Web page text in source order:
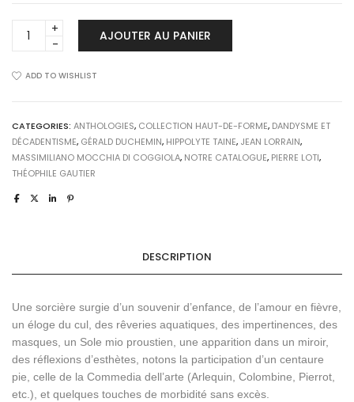
LES
FOUS
VENISE
AJOUTER AU PANIER
ADD TO WISHLIST
CATEGORIES: ANTHOLOGIES, COLLECTION HAUT-DE-FORME, DANDYSME ET
DÉCADENTISME, GÉRALD DUCHEMIN, HIPPOLYTE TAINE, JEAN LORRAIN,
MASSIMILIANO MOCCHIA DI COGGIOLA, NOTRE CATALOGUE, PIERRE LOTI,
THÉOPHILE GAUTIER
DESCRIPTION
Une sorcière surgie d’un souvenir d’enfance, de l’amour en fièvre,
un éloge du cul, des rêveries aquatiques, des impertinences, des
masques, un Sole mio proustien, une apparition dans un miroir,
des réflexions d’esthètes, notons la participation d’un centaure
pie, celle de la Commedia dell’arte (Arlequin, Colombine, Pierrot,
etc.), et quelques touches de morbidité sans excès.